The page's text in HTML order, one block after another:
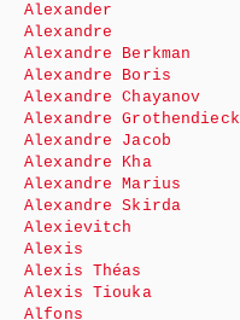
Alexander
Alexandre
Alexandre Berkman
Alexandre Boris
Alexandre Chayanov
Alexandre Grothendieck
Alexandre Jacob
Alexandre Kha
Alexandre Marius
Alexandre Skirda
Alexievitch
Alexis
Alexis Théas
Alexis Tiouka
Alfons